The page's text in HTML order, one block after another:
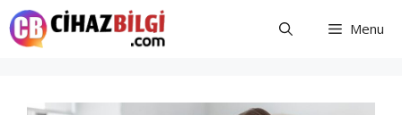
İçeriğe
atla
Menu